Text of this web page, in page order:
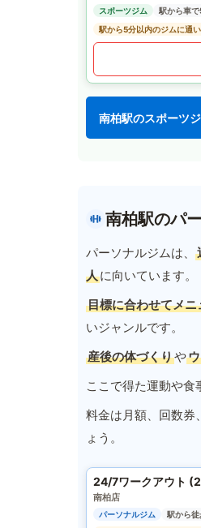
スポーツジム
駅から車
駅から5分以内のジムに通
南柏駅のスポーツ
南柏駅のパ
パーソナルジムは、
人に向いています。
目標に合わせてメ
いジャンルです。
産後の体づくりや
ここで得た運動や食
料金は月額、回数券
ょう。
24/7ワークアウト
南柏店
パーソナルジム
駅から